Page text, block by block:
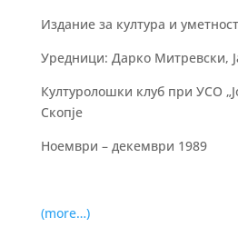
Издание за култура и уметност
Уредници: Дарко Митревски,
Културолошки клуб при УСО
Скопје
Ноември – декември 1989
(more…)